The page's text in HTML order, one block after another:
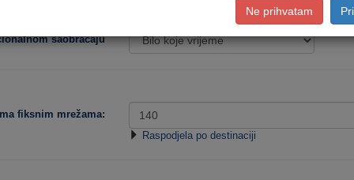
saobraćaju
fiksnim mrežama:
Raspodjela po destinaciji
Ne prihvatam